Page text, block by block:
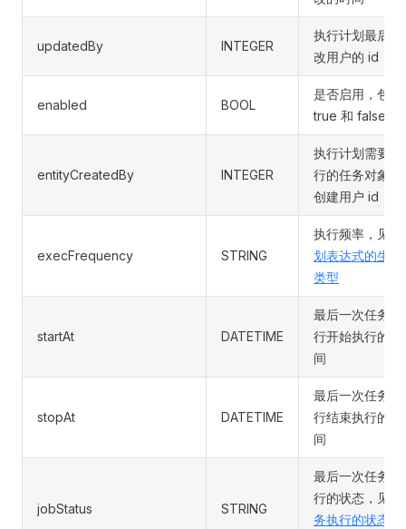
updatedBy INTEGER
执行计划最后修
改用户的 id
enabled BOOL
是否启用，包括
true 和 false
entityCreatedBy INTEGER
执行计划需要执
行的任务对象的
创建用户 id
execFrequency STRING
执行频率，见
划表达式的生成
类型
startAt DATETIME
最后一次任务执
行开始执行的时
间
stopAt DATETIME
最后一次任务执
行结束执行的时
间
jobStatus STRING
最后一次任务执
行的状态，见
务执行的状态说